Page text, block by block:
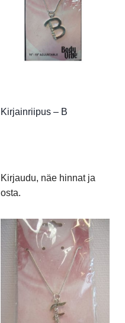
Kirjainriipus – B
Kirjaudu, näe hinnat ja
osta.